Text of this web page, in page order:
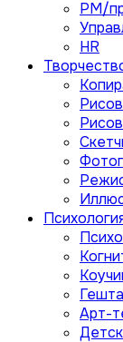
PM/
HR
Арт-